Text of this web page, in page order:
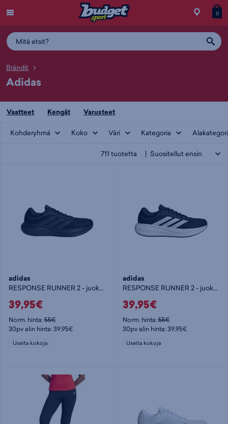
Siirry
0
Brändit
Adidas
Vaatteet Kengät Varusteet
Kohderyhmä Koko Väri Kategoria
711 tuotetta
adidas
RESPONSE RUNNER 2 - juoksukengät
39,95€
Norm. hinta:55€
30pv alin hinta: 39,95€
Useita kokoja
adidas
RESPONSE RUNNER 2 - juoksukengät
39,95€
Norm. hinta:55€
30pv alin hinta: 39,95€
Useita kokoja